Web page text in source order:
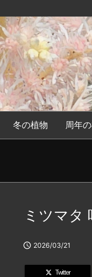
冬の植物 周年
ミツマタ
 2026/03/21
Twitter